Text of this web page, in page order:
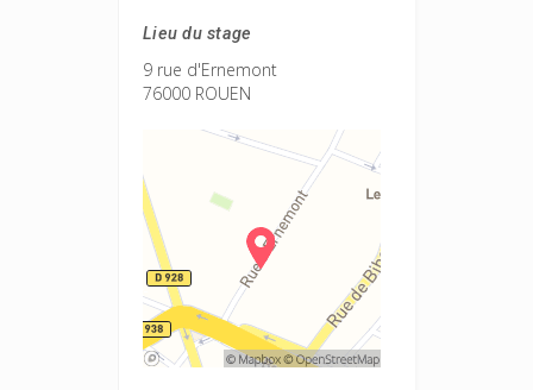
Lieu du stage
9 rue d'Ernemont
76000 ROUEN